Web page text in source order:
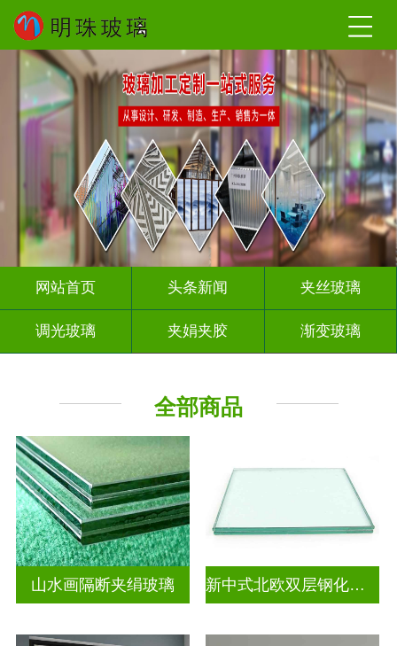
网站首页 头条新闻 夹丝玻璃
调光玻璃 夹娟夹胶 渐变玻璃
全部商品
山水画隔断夹绢玻璃 新中式北欧双层钢化夹胶